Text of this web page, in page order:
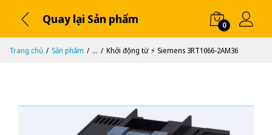
Quay lại Sản phẩm 0
Trang chủ Sản phẩm ... Khởi động từ ⚡️ Siemens 3RT1066-2AM36